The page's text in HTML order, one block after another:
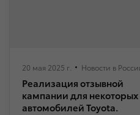
Новости в
20 мая 2025 г.
Реализация отзывной
кампании для некоторых
автомобилей Toyota.